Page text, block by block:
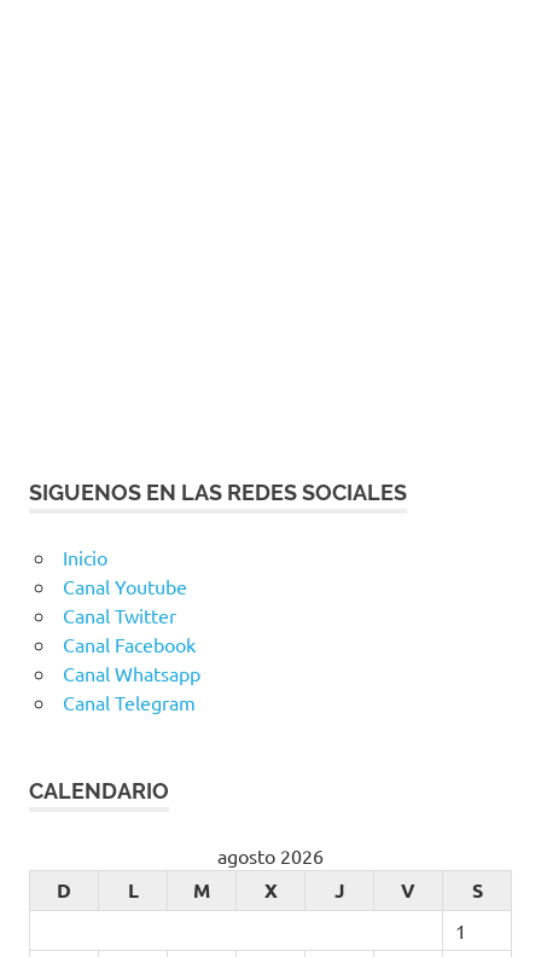
SIGUENOS EN LAS REDES SOCIALES
Inicio
Canal Youtube
Canal Twitter
Canal Facebook
Canal Whatsapp
Canal Telegram
CALENDARIO
agosto 2026
D L M X J V S
1